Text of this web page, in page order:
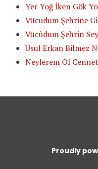
Yer Yoğ İken Gök
Vücudum Şehrine
Vücûdum Şehrin
Usul Erkan Bilmez
Neylerem Ol
Proudly